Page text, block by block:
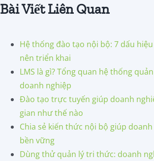
Bài Viết Liên Quan
Hệ thống đào tạo nội bộ: 7 dấu
nên triển khai
LMS là gì? Tổng quan hệ thống
doanh nghiệp
Đào tạo trực tuyến giúp doanh
gian như thế nào
Chia sẻ kiến thức nội bộ giúp
bền vững
Dùng thử quản lý tri thức: doanh